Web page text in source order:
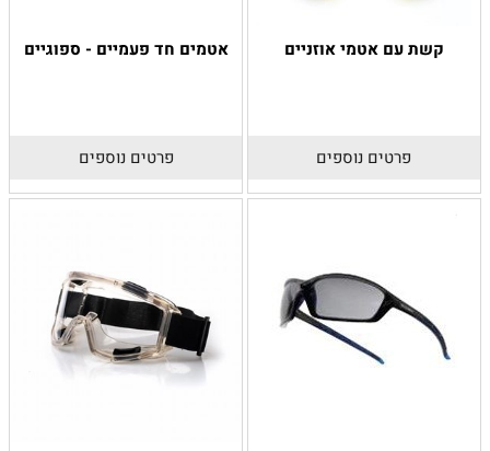
קשת עם אטמי אוזניים
פרטים נוספים
אטמים חד פעמיים - ספוגיים
פרטים נוספים